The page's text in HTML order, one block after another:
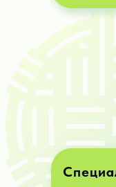
ИИ-консультант по
Дать задачу
Напишу для вас лучшие
рекламные сообщения,
описания карточек для Ozon,
д.
ИИ-копирайтер